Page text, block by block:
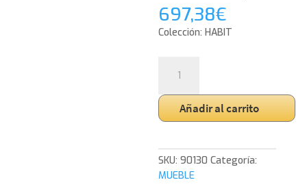
697,38€
Colección: HABIT
2
PUERTAS
+
HUECOS.
MELAMINA
Añadir al carrito
SKU:90130 Categoría:
MUEBLE